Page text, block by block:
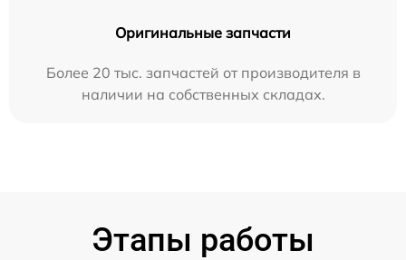
Оригинальные запчасти
Более 20 тыс. запчастей от производителя в
наличии на собственных складах.
Этапы работы